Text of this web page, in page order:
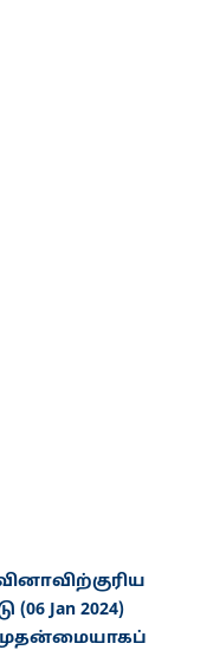
Jan 2024)
முதன்மையாகப்